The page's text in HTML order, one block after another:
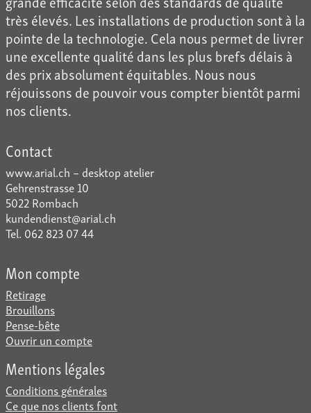
très élevés. Les installations de production sont à la
pointe de la technologie. Cela nous permet de livrer
une excellente qualité dans les plus brefs délais à
des prix absolument équitables. Nous nous
réjouissons de pouvoir vous compter bientôt parmi
nos clients.
Contact
www.arial.ch – desktop atelier
Gehrenstrasse 10
5022 Rombach
kundendienst@arial.ch
Tel. 062 823 07 44
Mon compte
Retirage
Brouillons
Pense-bête
Ouvrir un compte
Mentions légales
Conditions générales
Ce que nos clients font